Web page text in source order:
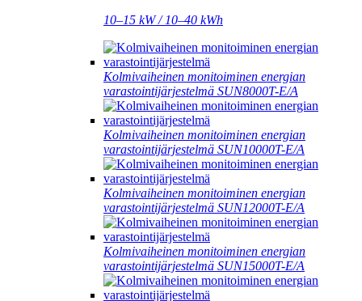
10–15 kW / 10–40 kWh
Kolmivaiheinen monitoiminen energian
varastointijärjestelmä SUN8000T-E/A
Kolmivaiheinen monitoiminen energian
varastointijärjestelmä SUN10000T-E/A
Kolmivaiheinen monitoiminen energian
varastointijärjestelmä SUN12000T-E/A
Kolmivaiheinen monitoiminen energian
varastointijärjestelmä SUN15000T-E/A